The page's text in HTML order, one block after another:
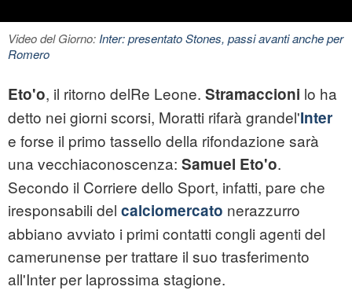
Video del Giorno: Inter: presentato Stones, passi avanti anche per
Romero
Eto'o, il ritorno delRe Leone. Stramaccioni lo ha
detto nei giorni scorsi, Moratti rifarà grandel'Inter
e forse il primo tassello della rifondazione sarà
una vecchiaconoscenza: Samuel Eto'o.
Secondo il Corriere dello Sport, infatti, pare che
iresponsabili del calciomercato nerazzurro
abbiano avviato i primi contatti congli agenti del
camerunense per trattare il suo trasferimento
all'Inter per laprossima stagione.